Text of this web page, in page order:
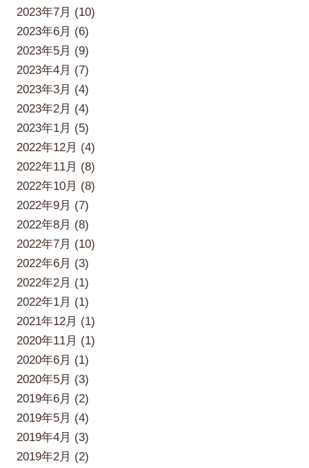
2023年7月 (10)
2023年6月 (6)
2023年5月 (9)
2023年4月 (7)
2023年3月 (4)
2023年2月 (4)
2023年1月 (5)
2022年12月 (4)
2022年11月 (8)
2022年10月 (8)
2022年9月 (7)
2022年8月 (8)
2022年7月 (10)
2022年6月 (3)
2022年2月 (1)
2022年1月 (1)
2021年12月 (1)
2020年11月 (1)
2020年6月 (1)
2020年5月 (3)
2019年6月 (2)
2019年5月 (4)
2019年4月 (3)
2019年2月 (2)